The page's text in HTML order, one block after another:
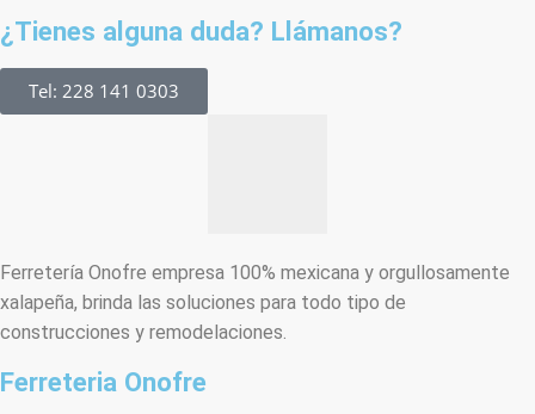
¿Tienes alguna duda? Llámanos?
Tel: 228 141 0303
Ferretería Onofre empresa 100% mexicana y orgullosamente
xalapeña, brinda las soluciones para todo tipo de
construcciones y remodelaciones.
Ferreteria Onofre